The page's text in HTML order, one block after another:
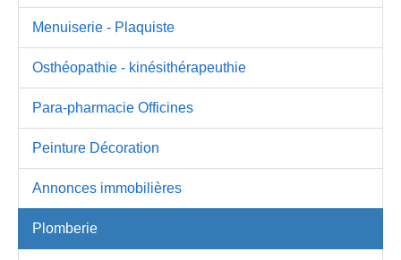
Menuiserie - Plaquiste
Osthéopathie - kinésithérapeuthie
Para-pharmacie Officines
Peinture Décoration
Annonces immobilières
Plomberie